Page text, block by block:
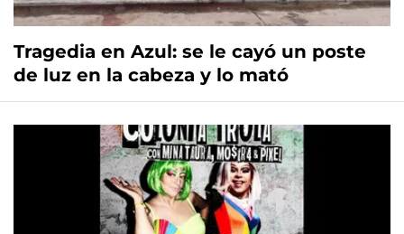
Tragedia en Azul: se le cayó un poste
de luz en la cabeza y lo mató